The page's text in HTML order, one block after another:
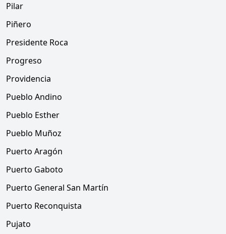
Pilar
Piñero
Presidente Roca
Progreso
Providencia
Pueblo Andino
Pueblo Esther
Pueblo Muñoz
Puerto Aragón
Puerto Gaboto
Puerto General San Martín
Puerto Reconquista
Pujato